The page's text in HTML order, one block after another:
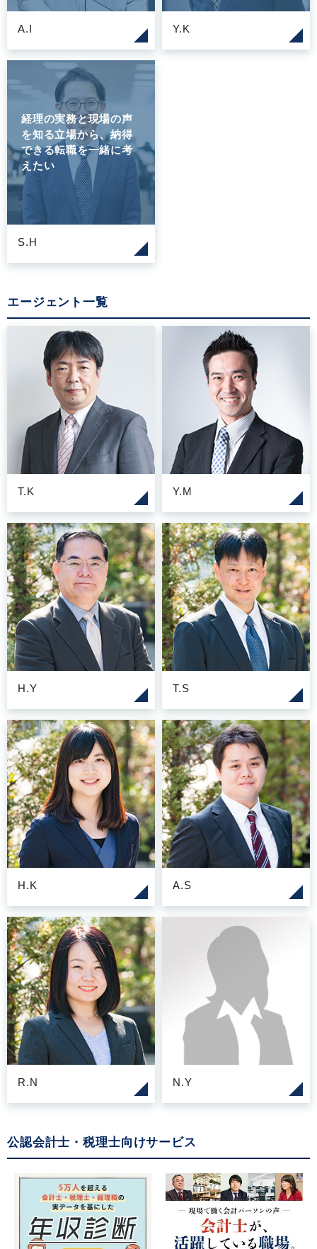
A.I Y.K
経理の実務と現場の声
を知る立場から、納得
できる転職を一緒に考
えたい
S.H
エージェント一覧
T.K Y.M
H.Y T.S
H.K A.S
R.N N.Y
公認会計士・税理士向けサービス